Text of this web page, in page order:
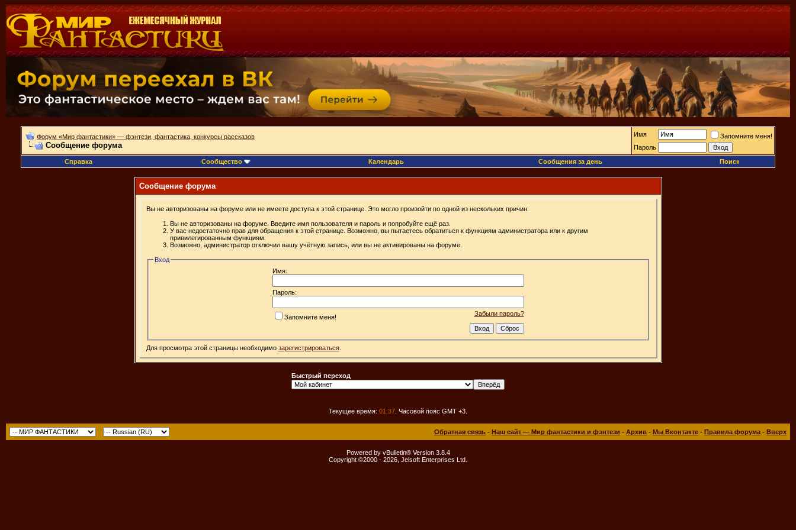
Форум «Мир фантастики» — фэнтези, фантастика, конкурсы рассказов
Сообщение форума
Имя
Запомните меня!
Пароль
Справка
Сообщество Календарь Сообщения за день Поиск
Сообщение форума
Вы не авторизованы на форуме или не имеете доступа к этой странице. Это могло произойти по одной из нескольких причин:
Вы не авторизованы на форуме. Введите имя пользователя и пароль и попробуйте ещё раз.
У вас недостаточно прав для обращения к этой странице. Возможно, вы пытаетесь обратиться к функциям администратора или к другим
привилегированным функциям.
Возможно, администратор отключил вашу учётную запись, или вы не активированы на форуме.
Вход
Имя:
Пароль:
Забыли пароль?
Запомните меня!
Для просмотра этой страницы необходимо зарегистрироваться.
Быстрый переход
Текущее время: 01:37 . Часовой пояс GMT +3.
Обратная связь - Наш сайт — Мир фантастики и фэнтези - Архив - Мы Вконтакте - Правила форума - Вверх
Powered by vBulletin® Version 3.8.4
Copyright ©2000 - 2026, Jelsoft Enterprises Ltd.